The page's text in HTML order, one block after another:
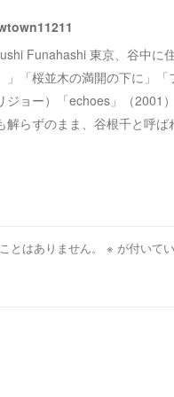
Funahashi 東京、谷中に
」「桜並木の満開の下に」
ジョー）「echoes」（2001
解らずのまま、谷根千と呼ば
とはありません。 ※ が付いて